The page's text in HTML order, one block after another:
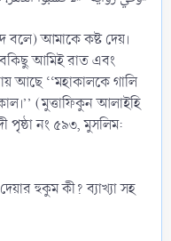
বলে) আমাকে কষ্ট দেয়।
আমিই রাত এবং
আছে ‘‘মহাকালকে গালি
(মুত্তাফিকুন আলাইহি
পৃষ্ঠা নং ৫৯৩, মুসলিম:
হুকুম কী? ব্যাখ্যা সহ